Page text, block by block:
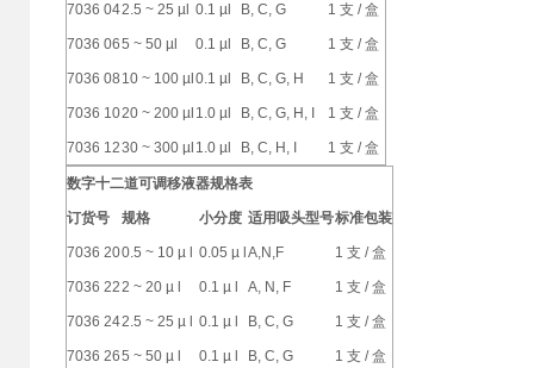
7036 042.5 ~ 25 µl 0.1 µl B, C, G 1 支 /盒
7036 065 ~ 50 µl 0.1 µl B, C, G 1 支 /盒
7036 08 10 ~ 100 µl 0.1 µl B, C, G, H 1 支 /盒
7036 1020 ~ 200 µl 1.0 µl B, C, G, H, I 1 支 /盒
7036 1230 ~ 300 µl 1.0 µl B, C, H, I 1 支 /盒
数字十二道可调移液器规格表
订货号 规格 小分度 适用吸头型号标准包装
7036 200.5 ~ 10 µ l 0.05 µ l A,N,F 1 支 /盒
7036 222 ~ 20 µ l 0.1 µ l A, N, F 1 支 /盒
7036 242.5 ~ 25 µ l 0.1 µ l B, C, G 1 支 /盒
7036 265 ~ 50 µ l 0.1 µ l B, C, G 1 支 /盒